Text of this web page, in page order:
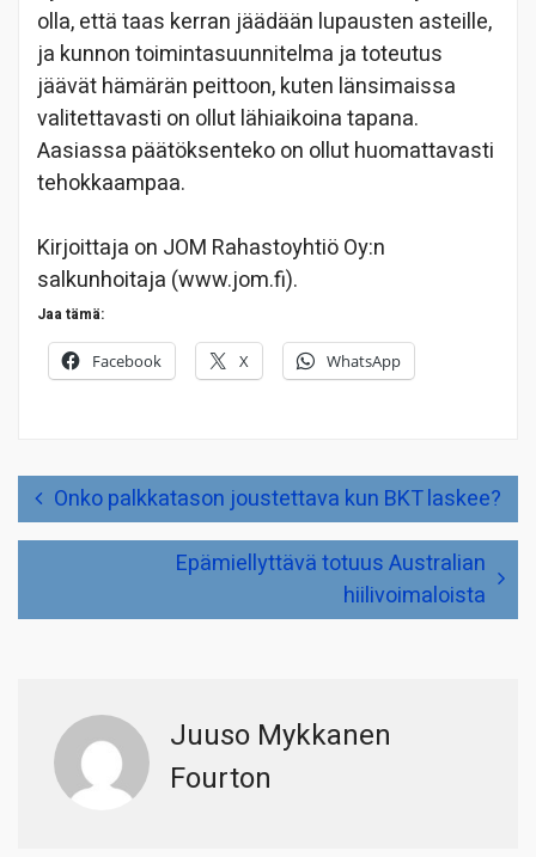
olla, että taas kerran jäädään lupausten asteille,
ja kunnon toimintasuunnitelma ja toteutus
jäävät hämärän peittoon, kuten länsimaissa
valitettavasti on ollut lähiaikoina tapana.
Aasiassa päätöksenteko on ollut huomattavasti
tehokkaampaa.
Kirjoittaja on JOM Rahastoyhtiö Oy:n
salkunhoitaja (www.jom.fi).
Jaa tämä:
Facebook X WhatsApp
Artikkelien
selausOnko palkkatason joustettava kun BKT laskee?
Epämiellyttävä totuus Australian
hiilivoimaloista
Juuso Mykkanen
Fourton